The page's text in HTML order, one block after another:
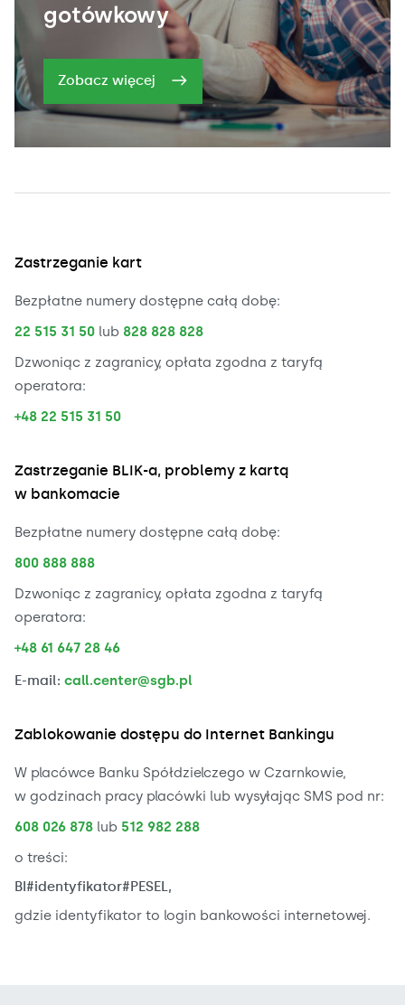
gotówkowy
Zobacz więcej
Zastrzeganie kart
Bezpłatne numery dostępne całą dobę:
22 515 31 50 lub 828 828 828
Dzwoniąc z zagranicy, opłata zgodna z taryfą
operatora:
+48 22 515 31 50
Zastrzeganie BLIK-a, problemy z kartą
w bankomacie
Bezpłatne numery dostępne całą dobę:
800 888 888
Dzwoniąc z zagranicy, opłata zgodna z taryfą
operatora:
+48 61 647 28 46
E-mail: call.center@sgb.pl
Zablokowanie dostępu do Internet Bankingu
W placówce Banku Spółdzielczego w Czarnkowie,
w godzinach pracy placówki lub wysyłając SMS pod nr:
608 026 878 lub 512 982 288
o treści:
BI#identyfikator#PESEL,
gdzie identyfikator to login bankowości internetowej.